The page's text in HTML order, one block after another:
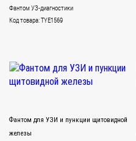
Фантом УЗ-диагностики
Код товара: TYE1569
Фантом для УЗИ и пункции щитовидной
железы